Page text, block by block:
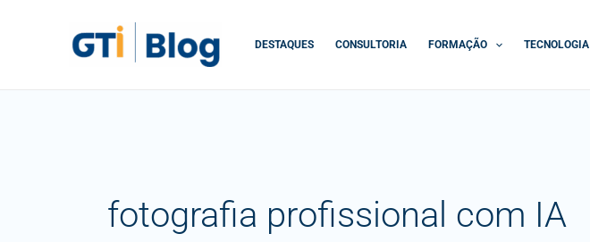
DESTAQUES CONSULTORIA FORMAÇÃO TECNOLOGIA
fotografia profissional com IA